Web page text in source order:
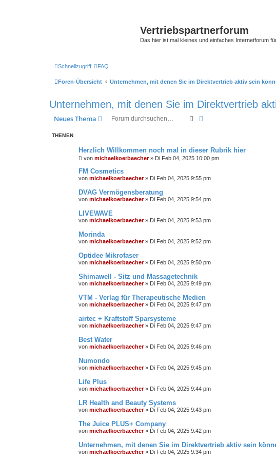
Vertriebspartnerforum
Das hier ist mal kleines und einfaches Internetforum
Schnellzugriff FAQ
Foren-Übersicht Unternehmen, mit denen Sie im Direktvertrieb aktiv sein
Unternehmen, mit denen Sie im Direktvertrieb
Neues Thema Suche
THEMEN
Herzlich Willkommen noch mal in dieser Rubrik hier
von michaelkoerbaecher» Di Feb 04, 2025 10:00 pm
FM Cosmetics
von michaelkoerbaecher» Di Feb 04, 2025 9:55 pm
DVAG Vermögensberatung‎
von michaelkoerbaecher» Di Feb 04, 2025 9:54 pm
LIVEWAVE
von michaelkoerbaecher» Di Feb 04, 2025 9:53 pm
Morinda
von michaelkoerbaecher» Di Feb 04, 2025 9:52 pm
Optidee Mikrofaser
von michaelkoerbaecher» Di Feb 04, 2025 9:50 pm
Shimawell - Sitz und Massagetechnik
von michaelkoerbaecher» Di Feb 04, 2025 9:49 pm
VTM - Verlag für Therapeutische Medien
von michaelkoerbaecher» Di Feb 04, 2025 9:47 pm
airtec + Kraftstoff Sparsysteme
von michaelkoerbaecher» Di Feb 04, 2025 9:47 pm
Best Water
von michaelkoerbaecher» Di Feb 04, 2025 9:46 pm
Numondo
von michaelkoerbaecher» Di Feb 04, 2025 9:45 pm
Life Plus
von michaelkoerbaecher» Di Feb 04, 2025 9:44 pm
LR Health and Beauty Systems
von michaelkoerbaecher» Di Feb 04, 2025 9:43 pm
The Juice PLUS+ Company
von michaelkoerbaecher» Di Feb 04, 2025 9:42 pm
Unternehmen, mit denen Sie im Direktvertrieb aktiv sein
von michaelkoerbaecher» Di Feb 04, 2025 9:34 pm